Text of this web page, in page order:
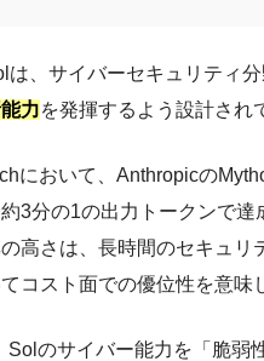
は、サイバーセキュリティ
力を発揮するよう設計され
において、Anthropicの
3分の1の出力トークンで達
高さは、長時間のセキュリ
コスト面での優位性を意味
Solのサイバー能力を「脆弱